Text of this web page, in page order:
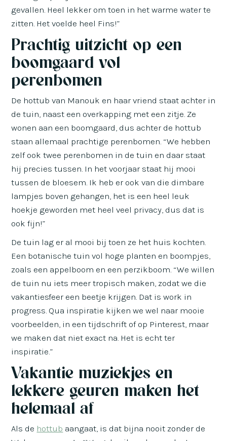
gevallen. Heel lekker om toen in het warme water te
zitten. Het voelde heel Fins!”
Prachtig uitzicht op een
boomgaard vol
perenbomen
De hottub van Manouk en haar vriend staat achter in
de tuin, naast een overkapping met een zitje. Ze
wonen aan een boomgaard, dus achter de hottub
staan allemaal prachtige perenbomen. “We hebben
zelf ook twee perenbomen in de tuin en daar staat
hij precies tussen. In het voorjaar staat hij mooi
tussen de bloesem. Ik heb er ook van die dimbare
lampjes boven gehangen, het is een heel leuk
hoekje geworden met heel veel privacy, dus dat is
ook fijn!”
De tuin lag er al mooi bij toen ze het huis kochten.
Een botanische tuin vol hoge planten en boompjes,
zoals een appelboom en een perzikboom. “We willen
de tuin nu iets meer tropisch maken, zodat we die
vakantiesfeer een beetje krijgen. Dat is work in
progress. Qua inspiratie kijken we wel naar mooie
voorbeelden, in een tijdschrift of op Pinterest, maar
we maken dat niet exact na. Het is echt ter
inspiratie.”
Vakantie muziekjes en
lekkere geuren maken het
helemaal af
Als de hottub aangaat, is dat bijna nooit zonder de